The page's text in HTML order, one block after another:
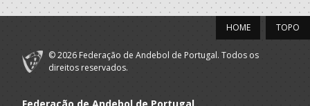
TOPO
HOME
© 2026 Federação de Andebol de Portugal. Todos os
direitos reservados.